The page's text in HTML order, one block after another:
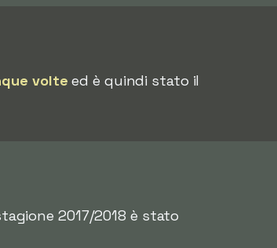
volte ed è quindi stato il
2017/2018 è stato